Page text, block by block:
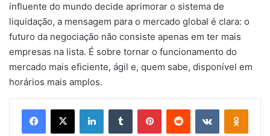
influente do mundo decide aprimorar o sistema de
liquidação, a mensagem para o mercado global é clara: o
futuro da negociação não consiste apenas em ter mais
empresas na lista. É sobre tornar o funcionamento do
mercado mais eficiente, ágil e, quem sabe, disponível em
horários mais amplos.
Facebook
X LinkedinTumblr PinterestReddit VK OK